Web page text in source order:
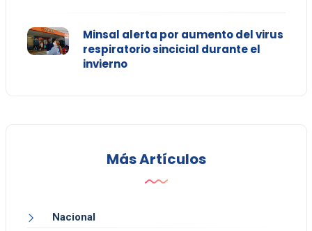
Minsal alerta por aumento del virus
respiratorio sincicial durante el
invierno
Más Artículos
Nacional